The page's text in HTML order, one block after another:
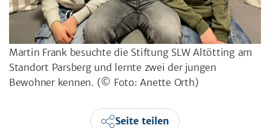
Martin Frank besuchte die Stiftung SLW Altötting am
Standort Parsberg und lernte zwei der jungen
Bewohner kennen. (© Foto: Anette Orth)
Seite teilen